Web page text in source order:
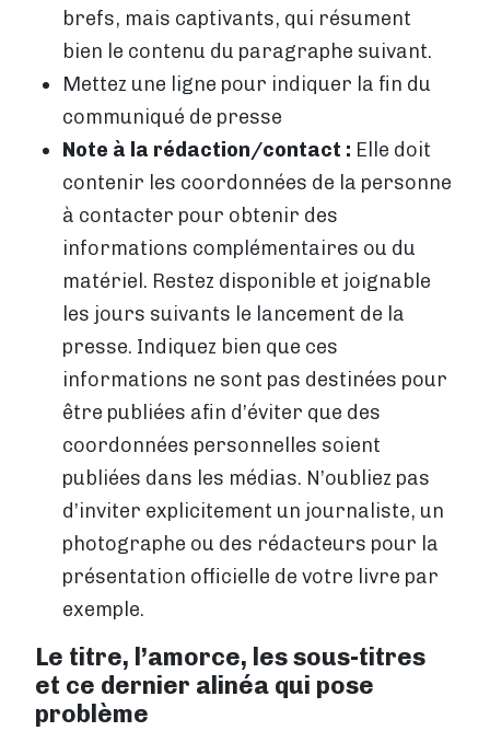
brefs, mais captivants, qui résument
bien le contenu du paragraphe suivant.
Mettez une ligne pour indiquer la fin du
communiqué de presse
Note à la rédaction/contact : Elle doit
contenir les coordonnées de la personne
à contacter pour obtenir des
informations complémentaires ou du
matériel. Restez disponible et joignable
les jours suivants le lancement de la
presse. Indiquez bien que ces
informations ne sont pas destinées pour
être publiées afin d’éviter que des
coordonnées personnelles soient
publiées dans les médias. N’oubliez pas
d’inviter explicitement un journaliste, un
photographe ou des rédacteurs pour la
présentation officielle de votre livre par
exemple.
Le titre, l’amorce, les sous-titres
et ce dernier alinéa qui pose
problème